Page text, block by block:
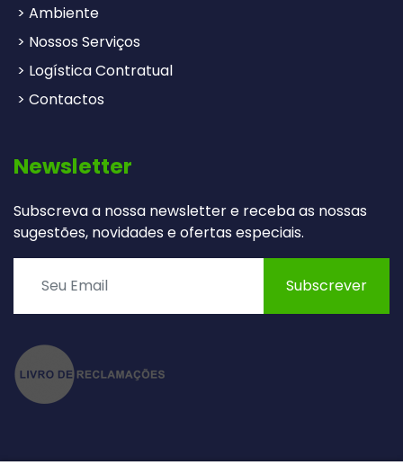
> Ambiente
> Nossos Serviços
> Logística Contratual
> Contactos
Newsletter
Subscreva a nossa newsletter e receba as nossas
sugestões, novidades e ofertas especiais.
Subscrever